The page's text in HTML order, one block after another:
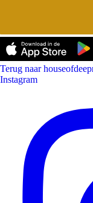
Terug naar
Instagram